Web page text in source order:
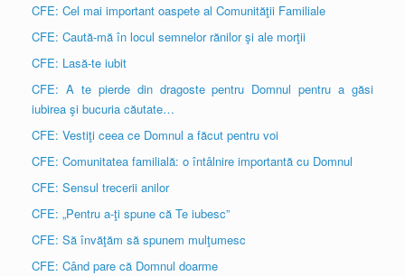
CFE: Cel mai important oaspete al Comunităţii Familiale
CFE: Caută-mă în locul semnelor rănilor şi ale morţii
CFE: Lasă-te iubit
CFE: A te pierde din dragoste pentru Domnul pentru a găsi
iubirea şi bucuria căutate…
CFE: Vestiţi ceea ce Domnul a făcut pentru voi
CFE: Comunitatea familială: o întâlnire importantă cu Domnul
CFE: Sensul trecerii anilor
CFE: „Pentru a-ţi spune că Te iubesc”
CFE: Să învăţăm să spunem mulţumesc
CFE: Când pare că Domnul doarme